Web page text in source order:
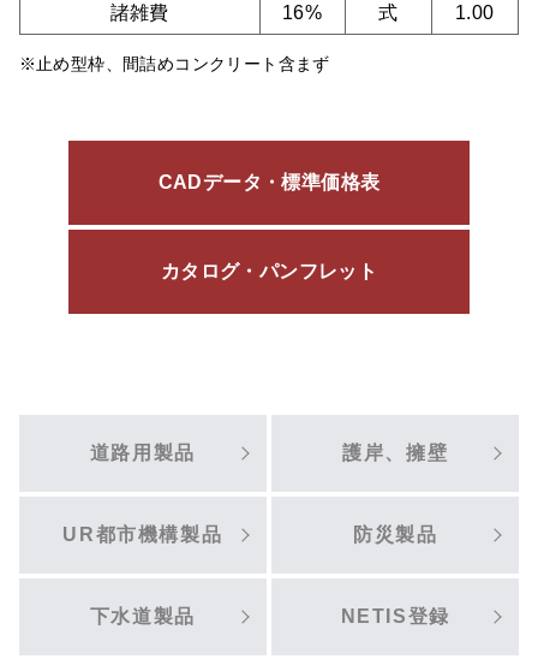
諸雑費 16% 式 1.00
※止め型枠、間詰めコンクリート含まず
CADデータ・標準価格表
カタログ・パンフレット
道路用製品 護岸、擁壁
UR都市機構製品 防災製品
下水道製品 NETIS登録